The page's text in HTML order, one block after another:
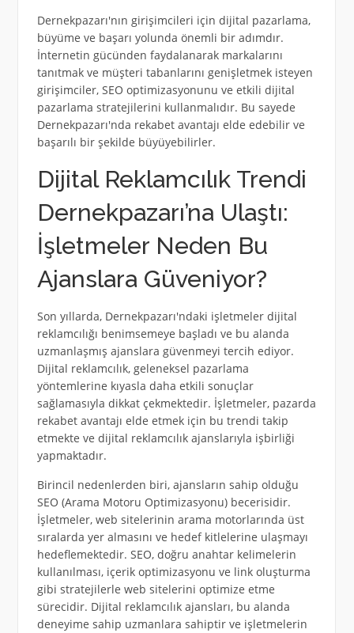
Dernekpazarı'nın girişimcileri için dijital pazarlama,
büyüme ve başarı yolunda önemli bir adımdır.
İnternetin gücünden faydalanarak markalarını
tanıtmak ve müşteri tabanlarını genişletmek isteyen
girişimciler, SEO optimizasyonunu ve etkili dijital
pazarlama stratejilerini kullanmalıdır. Bu sayede
Dernekpazarı'nda rekabet avantajı elde edebilir ve
başarılı bir şekilde büyüyebilirler.
Dijital Reklamcılık Trendi
Dernekpazarı’na Ulaştı:
İşletmeler Neden Bu
Ajanslara Güveniyor?
Son yıllarda, Dernekpazarı'ndaki işletmeler dijital
reklamcılığı benimsemeye başladı ve bu alanda
uzmanlaşmış ajanslara güvenmeyi tercih ediyor.
Dijital reklamcılık, geleneksel pazarlama
yöntemlerine kıyasla daha etkili sonuçlar
sağlamasıyla dikkat çekmektedir. İşletmeler, pazarda
rekabet avantajı elde etmek için bu trendi takip
etmekte ve dijital reklamcılık ajanslarıyla işbirliği
yapmaktadır.
Birincil nedenlerden biri, ajansların sahip olduğu
SEO (Arama Motoru Optimizasyonu) becerisidir.
İşletmeler, web sitelerinin arama motorlarında üst
sıralarda yer almasını ve hedef kitlelerine ulaşmayı
hedeflemektedir. SEO, doğru anahtar kelimelerin
kullanılması, içerik optimizasyonu ve link oluşturma
gibi stratejilerle web sitelerini optimize etme
sürecidir. Dijital reklamcılık ajansları, bu alanda
deneyime sahip uzmanlara sahiptir ve işletmelerin